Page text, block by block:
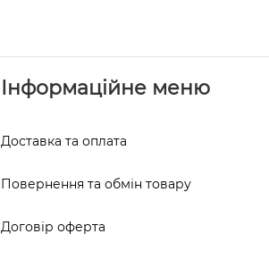
Інформаційне меню
Доставка та оплата
Повернення та обмін товару
Договір оферта